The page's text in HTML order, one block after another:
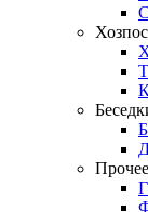
Прочее